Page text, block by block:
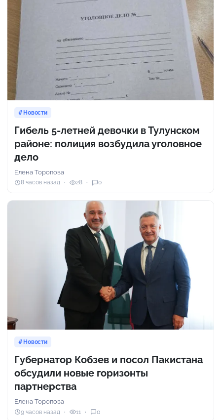
Новости
Гибель 5-летней девочки в Тулунском
районе: полиция возбудила уголовное
дело
Елена Торопова
8 часов назад 28 0
Новости
Губернатор Кобзев и посол Пакистана
обсудили новые горизонты
партнерства
Елена Торопова
9 часов назад 11 0